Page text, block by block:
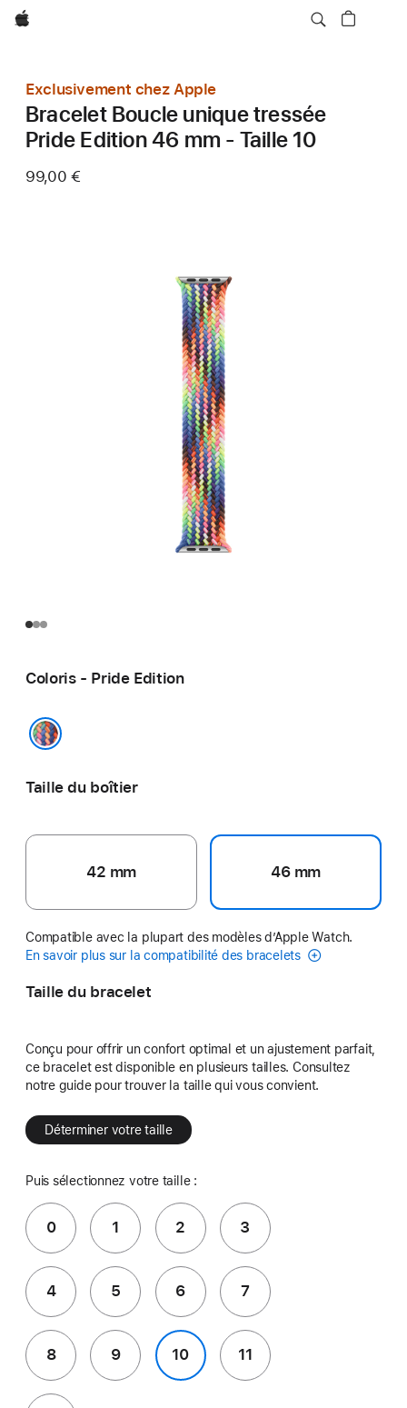
Apple
Exclusivement chez Apple
Bracelet Boucle unique tressée
Pride Edition 46 mm - Taille 10
99,00 €
Coloris - Pride Edition
Taille du boîtier
42 mm 46 mm
Compatible avec la plupart des modèles d’Apple Watch.
En savoir plus sur la compatibilité des bracelets
Taille du bracelet
Conçu pour offrir un confort optimal et un ajustement parfait,
ce bracelet est disponible en plusieurs tailles. Consultez
notre guide pour trouver la taille qui vous convient.
Déterminer votre taille
Puis sélectionnez votre taille :
0 1 2 3
4 5 6 7
8 9 10 11